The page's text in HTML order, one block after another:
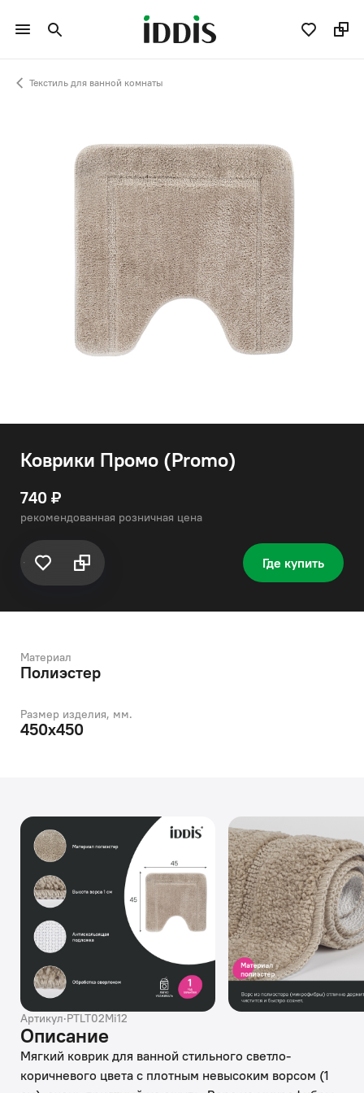
Текстиль для ванной комнаты
Коврики Промо (Promo)
740 ₽
рекомендованная розничная цена
Где купить
Материал
Полиэстер
Размер изделия, мм.
450x450
Артикул·PTLT02Mi12
Описание
Мягкий коврик для ванной стильного светло-
коричневого цвета с плотным невысоким ворсом (1